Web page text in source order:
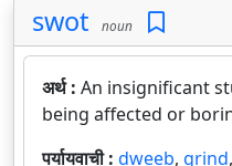
swot noun
अर्थ : An insignificant
being affected or
पर्यायवाची : dweeb, grind,